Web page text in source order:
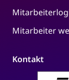
Mitarbeiter
Kontakt